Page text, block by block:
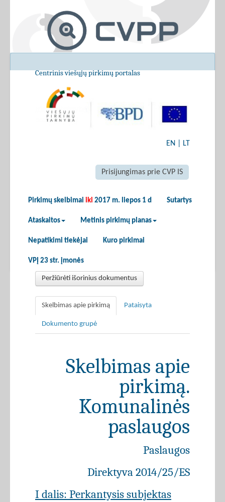
Centrinis viešųjų pirkimų portalas
EN LT
Prisijungimas prie CVP IS
Pirkimų skelbimai iki 2017 m. liepos 1 d Sutartys
Ataskaitos Metinis pirkimų planas
Nepatikimi tiekėjai Kuro pirkimai
VPĮ 23 str. įmonės
Peržiūrėti išorinius dokumentus
Skelbimas apie pirkimą Pataisyta
Dokumento grupė
Skelbimas apie
pirkimą.
Komunalinės
paslaugos
Paslaugos
Direktyva 2014/25/ES
I dalis: Perkantysis subjektas